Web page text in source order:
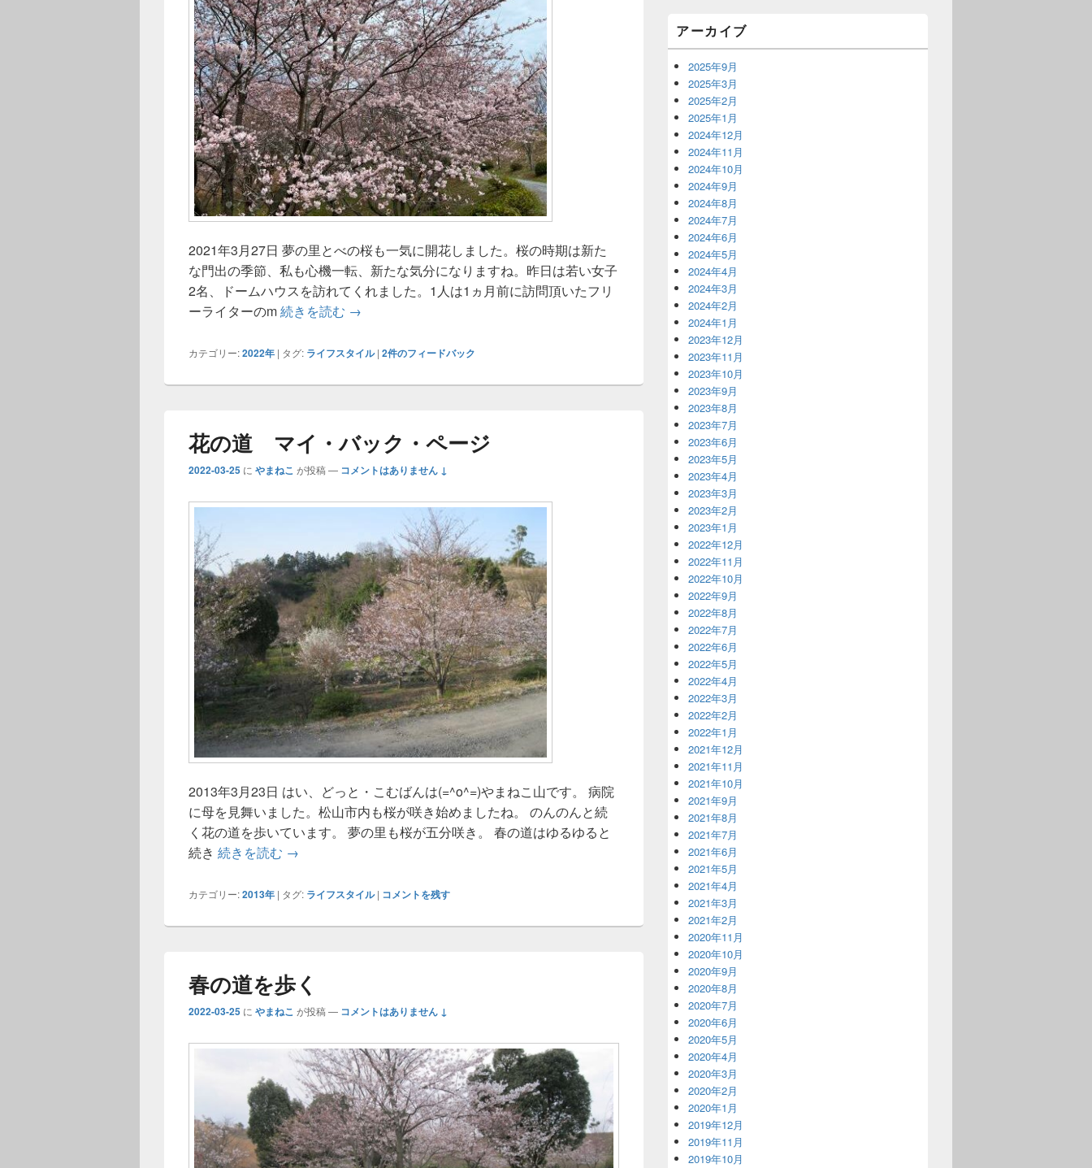
2021年3月27日 夢の里とべの桜も一気に開花しました。桜の時期は新た
な門出の季節、私も心機一転、新たな気分になりますね。昨日は若い女子
2名、ドームハウスを訪れてくれました。1人は1ヵ月前に訪問頂いたフリ
ーライターのm続きを読む 明るい未来を感じた
→
カテゴリー:2022年 | タグ: ライフスタイル | 2件のフィードバック
花の道 マイ・バック・ページ
2022-03-25 に やまねこ が投稿 — コメントはありません ↓
2013年3月23日 はい、どっと・こむばんは(=^o^=)やまねこ山です。 病院
に母を見舞いました。松山市内も桜が咲き始めましたね。 のんのんと続
く花の道を歩いています。 夢の里も桜が五分咲き。 春の道はゆるゆると
続き 続きを読む 花の道 マイ・バック・ページ
→
カテゴリー:2013年 | タグ: ライフスタイル | コメントを残す
春の道を歩く
2022-03-25 に やまねこ が投稿 — コメントはありません ↓
アーカイブ
2025年9月
2025年3月
2025年2月
2025年1月
2024年12月
2024年11月
2024年10月
2024年9月
2024年8月
2024年7月
2024年6月
2024年5月
2024年4月
2024年3月
2024年2月
2024年1月
2023年12月
2023年11月
2023年10月
2023年9月
2023年8月
2023年7月
2023年6月
2023年5月
2023年4月
2023年3月
2023年2月
2023年1月
2022年12月
2022年11月
2022年10月
2022年9月
2022年8月
2022年7月
2022年6月
2022年5月
2022年4月
2022年3月
2022年2月
2022年1月
2021年12月
2021年11月
2021年10月
2021年9月
2021年8月
2021年7月
2021年6月
2021年5月
2021年4月
2021年3月
2021年2月
2020年11月
2020年10月
2020年9月
2020年8月
2020年7月
2020年6月
2020年5月
2020年4月
2020年3月
2020年2月
2020年1月
2019年12月
2019年11月
2019年10月